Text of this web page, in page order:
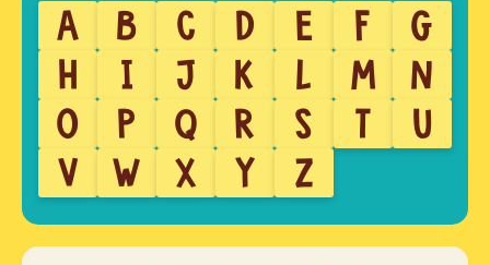
A B C D E F
G
H
I J K L M
N
O
P Q R S T
U
V
W X Y Z